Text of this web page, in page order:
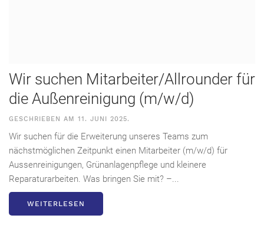
Wir suchen Mitarbeiter/Allrounder für
die Außenreinigung (m/w/d)
GESCHRIEBEN AM 11. JUNI 2025.
Wir suchen für die Erweiterung unseres Teams zum
nächstmöglichen Zeitpunkt einen Mitarbeiter (m/w/d) für
Aussenreinigungen, Grünanlagenpflege und kleinere
Reparaturarbeiten. Was bringen Sie mit? –...
WEITERLESEN